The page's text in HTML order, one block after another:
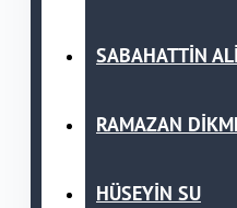
SABAHATTİN ALİ
RAMAZAN
HÜSEYİN SU